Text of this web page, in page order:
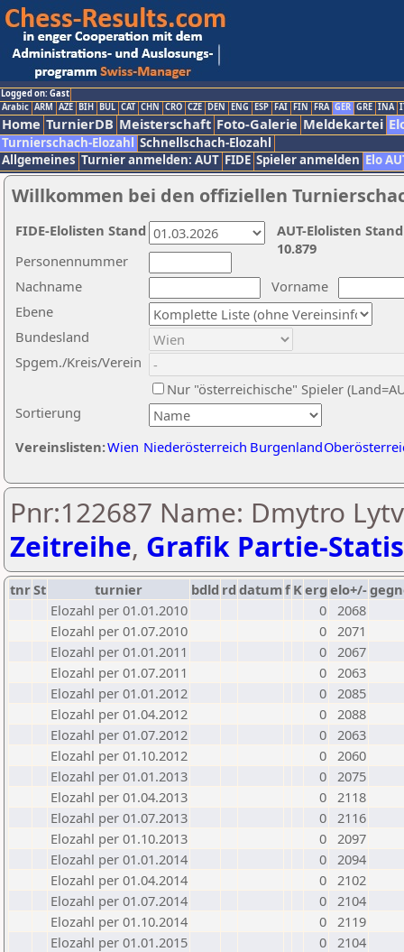
Logged on: Gast
Arabic ARM AZE BIH BUL CAT CHN CRO CZE DEN ENG ESP FAI FIN FRA GER GRE INA
Home TurnierDB Meisterschaft Foto-Galerie Meldekartei
Turnierschach-Elozahl Schnellschach-Elozahl
Allgemeines Turnier anmelden: AUT FIDE Spieler anmelden Elo
Willkommen bei den offiziellen
Nachname
Vorname
Ebene
Sortierung
Personennummer
Bundesland
Spgem./Kreis/Verein
Nur "österreichische" Spieler
Vereinslisten:Wien Niederösterreich Burgenland
AUT-Elolisten
10.879
FIDE-Elolisten Stand
Pnr:122687 Name: Dmytro
Zeitreihe, Grafik Partie-
tnrSt turnier bdld rd datumf Kerg elo+/-
Elozahl per 01.01.2010
0 2068
Elozahl per 01.07.2010
0 2071
Elozahl per 01.01.2011
0 2067
Elozahl per 01.07.2011
0 2063
Elozahl per 01.01.2012
0 2085
Elozahl per 01.04.2012
0 2088
Elozahl per 01.07.2012
0 2063
Elozahl per 01.10.2012
0 2060
Elozahl per 01.01.2013
0 2075
Elozahl per 01.04.2013
0 2118
Elozahl per 01.07.2013
0 2116
Elozahl per 01.10.2013
0 2097
Elozahl per 01.01.2014
0 2094
Elozahl per 01.04.2014
0 2102
Elozahl per 01.07.2014
0 2104
Elozahl per 01.10.2014
0 2119
Elozahl per 01.01.2015
0 2104